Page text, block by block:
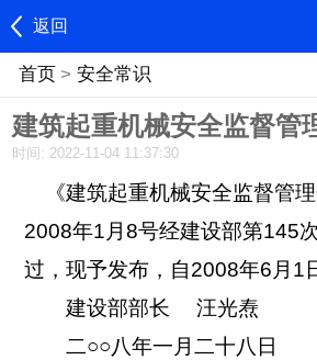
返回
首页 > 安全常识
建筑起重机械安全监督管
时间: 2022-11-04 11:37:30
《建筑起重机械安全监督管
2008年1月8号经建设部第145
过，现予发布，自2008年6月1
建设部部长 汪光焘
二○○八年一月二十八日